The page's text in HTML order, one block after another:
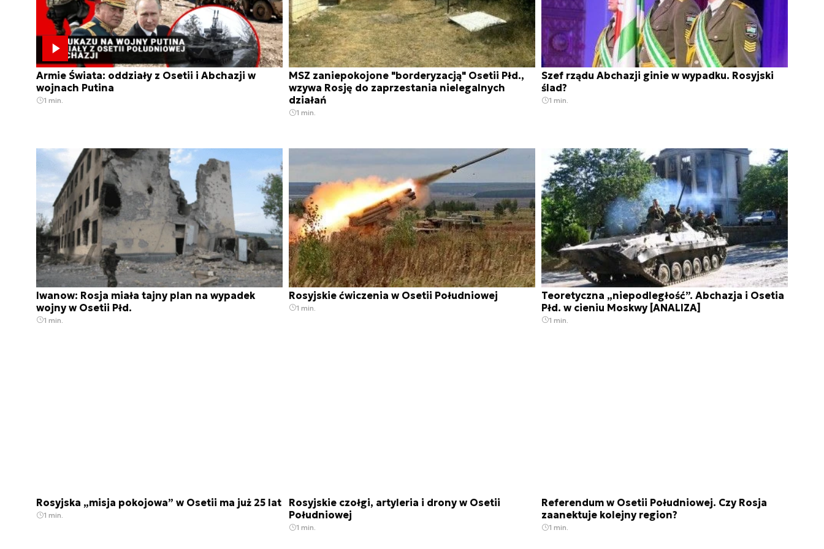
Armie Świata: oddziały z Osetii i Abchazji w
wojnach Putina
1 min.
MSZ zaniepokojone "borderyzacją" Osetii Płd.,
wzywa Rosję do zaprzestania nielegalnych
działań
1 min.
Szef rządu Abchazji ginie w wypadku. Rosyjski
ślad?
1 min.
Iwanow: Rosja miała tajny plan na wypadek
wojny w Osetii Płd.
1 min.
Rosyjskie ćwiczenia w Osetii Południowej
1 min.
Teoretyczna „niepodległość”. Abchazja i Osetia
Płd. w cieniu Moskwy [ANALIZA]
1 min.
Rosyjska „misja pokojowa” w Osetii ma już 25 lat
1 min.
Rosyjskie czołgi, artyleria i drony w Osetii
Południowej
1 min.
Referendum w Osetii Południowej. Czy Rosja
zaanektuje kolejny region?
1 min.